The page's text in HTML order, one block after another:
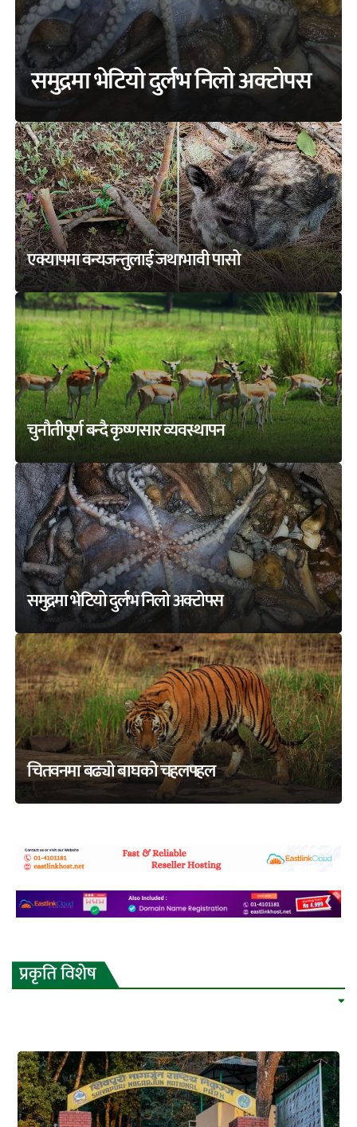
समुद्रमा भेटियो दुर्लभ निलो अक्टोपस
एक्यापमा वन्यजन्तुलाई जथाभावी पासो
चुनौतीपूर्ण बन्दै कृष्णसार व्यवस्थापन
समुद्रमा भेटियो दुर्लभ निलो अक्टोपस
चितवनमा बढ्यो बाघको चहलपहल